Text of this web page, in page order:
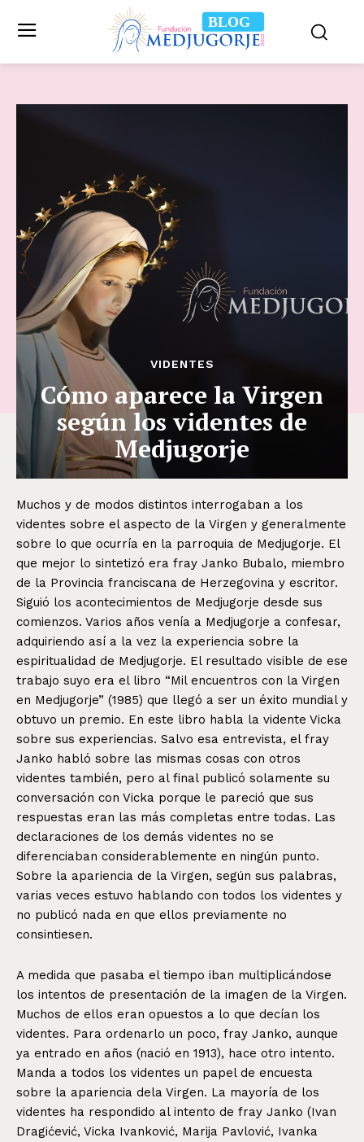
BLOG
VIDENTES
Cómo aparece la Virgen
según los videntes de
Medjugorje
Muchos y de modos distintos interrogaban a los
videntes sobre el aspecto de la Virgen y generalmente
sobre lo que ocurría en la parroquia de Medjugorje. El
que mejor lo sintetizó era fray Janko Bubalo, miembro
de la Provincia franciscana de Herzegovina y escritor.
Siguió los acontecimientos de Medjugorje desde sus
comienzos. Varios años venía a Medjugorje a confesar,
adquiriendo así a la vez la experiencia sobre la
espiritualidad de Medjugorje. El resultado visible de ese
trabajo suyo era el libro “Mil encuentros con la Virgen
en Medjugorje” (1985) que llegó a ser un éxito mundial y
obtuvo un premio. En este libro habla la vidente Vicka
sobre sus experiencias. Salvo esa entrevista, el fray
Janko habló sobre las mismas cosas con otros
videntes también, pero al final publicó solamente su
conversación con Vicka porque le pareció que sus
respuestas eran las más completas entre todas. Las
declaraciones de los demás videntes no se
diferenciaban considerablemente en ningún punto.
Sobre la apariencia de la Virgen, según sus palabras,
varias veces estuvo hablando con todos los videntes y
no publicó nada en que ellos previamente no
consintiesen.
A medida que pasaba el tiempo iban multiplicándose
los intentos de presentación de la imagen de la Virgen.
Muchos de ellos eran opuestos a lo que decían los
videntes. Para ordenarlo un poco, fray Janko, aunque
ya entrado en años (nació en 1913), hace otro intento.
Manda a todos los videntes un papel de encuesta
sobre la apariencia dela Virgen. La mayoría de los
videntes ha respondido al intento de fray Janko (Ivan
Dragićević, Vicka Ivanković, Marija Pavlović, Ivanka